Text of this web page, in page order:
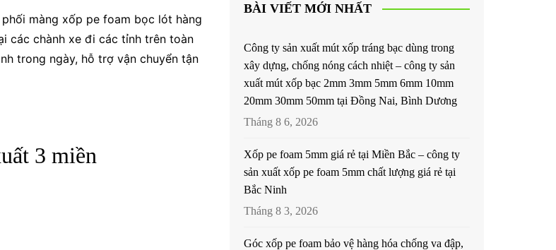
màng xốp pe foam bọc lót hàng
các chành xe đi các tỉnh trên toàn
trong ngày, hỗ trợ vận chuyển tận
3 miền
BÀI VIẾT MỚI NHẤT
Công ty sản xuất mút xốp tráng bạc dùng trong
xây dựng, chống nóng cách nhiệt – công ty sản
xuất mút xốp bạc 2mm 3mm 5mm 6mm 10mm
20mm 30mm 50mm tại Đồng Nai, Bình Dương
Tháng 8 6, 2026
Xốp pe foam 5mm giá rẻ tại Miền Bắc – công ty
sản xuất xốp pe foam 5mm chất lượng giá rẻ tại
Bắc Ninh
Tháng 8 3, 2026
Góc xốp pe foam bảo vệ hàng hóa chống va đập,